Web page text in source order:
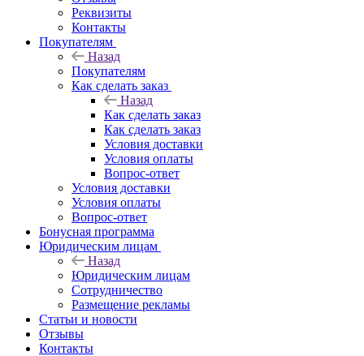
Реквизиты
Контакты
Покупателям
Назад
Покупателям
Как сделать заказ
Назад
Как сделать заказ
Как сделать заказ
Условия доставки
Условия оплаты
Вопрос-ответ
Условия доставки
Условия оплаты
Вопрос-ответ
Бонусная программа
Юридическим лицам
Назад
Юридическим лицам
Сотрудничество
Размещение рекламы
Статьи и новости
Отзывы
Контакты